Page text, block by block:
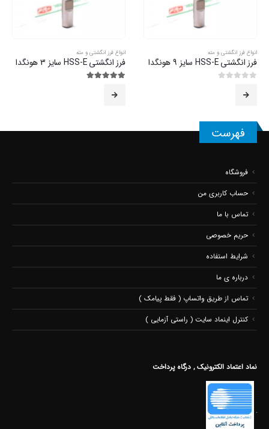
انواع فرز انگشتی و مته
فرز انگشتی HSS-E سایز 9 هونگدا
انواع فرز انگشتی و مته
فرز انگشتی HSS-E سایز 3 هونگدا
فهرست
فروشگاه
حساب کاربری من
تماس با ما
حریم خصوصی
شرایط استفاده
درباره ی ما
تماس از طریق واتساپ ( فقط پیامک )
کنترل اینماد سایت ( راستی آزمایی )
نماد اعتماد الکترونیک , درگاه پرداخت